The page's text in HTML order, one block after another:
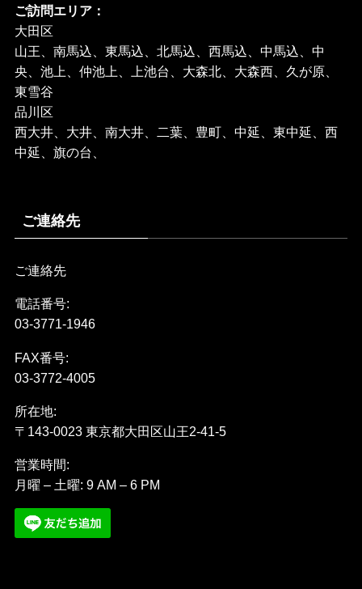
ご訪問エリア：
大田区
山王、南馬込、東馬込、北馬込、西馬込、中馬込、中
央、池上、仲池上、上池台、大森北、大森西、久が原、
東雪谷
品川区
西大井、大井、南大井、二葉、豊町、中延、東中延、西
中延、旗の台、
ご連絡先
ご連絡先
電話番号:
03-3771-1946
FAX番号:
03-3772-4005
所在地:
〒143-0023 東京都大田区山王2-41-5
営業時間:
月曜 – 土曜: 9 AM – 6 PM